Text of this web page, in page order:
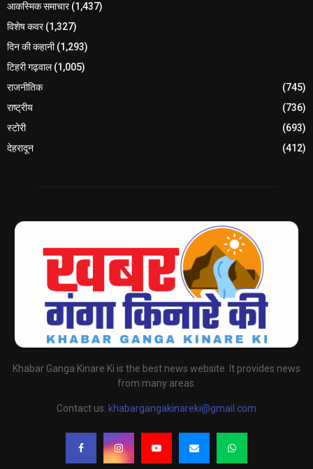
आकस्मिक समाचार(1,437)
विशेष कवर(1,327)
दिन की कहानी(1,293)
टिहरी गढ़वाल(1,005)
राजनीतिक
(745)
राष्ट्रीय
(736)
स्टोरी
(693)
देहरादून
(412)
Khabar Ganga Kinare Ki is the best news website. It provides news
from many areas.
Contact us: khabargangakinareki@gmail.com